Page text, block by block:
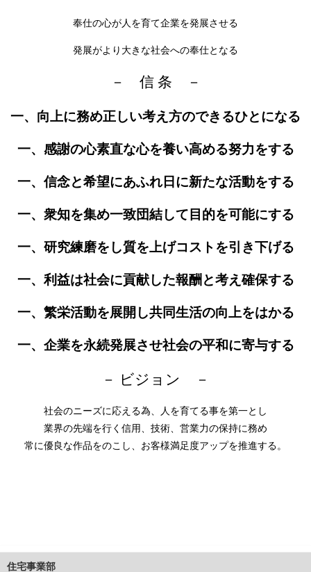
奉仕の心が人を育て企業を発展させる
発展がより大きな社会への奉仕となる
－ 信 条 －
一、向上に務め正しい考え方のできるひとになる
一、感謝の心素直な心を養い高める努力をする
一、信念と希望にあふれ日に新たな活動をする
一、衆知を集め一致団結して目的を可能にする
一、研究練磨をし質を上げコストを引き下げる
一、利益は社会に貢献した報酬と考え確保する
一、繁栄活動を展開し共同生活の向上をはかる
一、企業を永続発展させ社会の平和に寄与する
－ ビジョン －
社会のニーズに応える為、人を育てる事を第一とし
業界の先端を行く信用、技術、営業力の保持に務め
常に優良な作品をのこし、お客様満足度アップを推進する。
住宅事業部